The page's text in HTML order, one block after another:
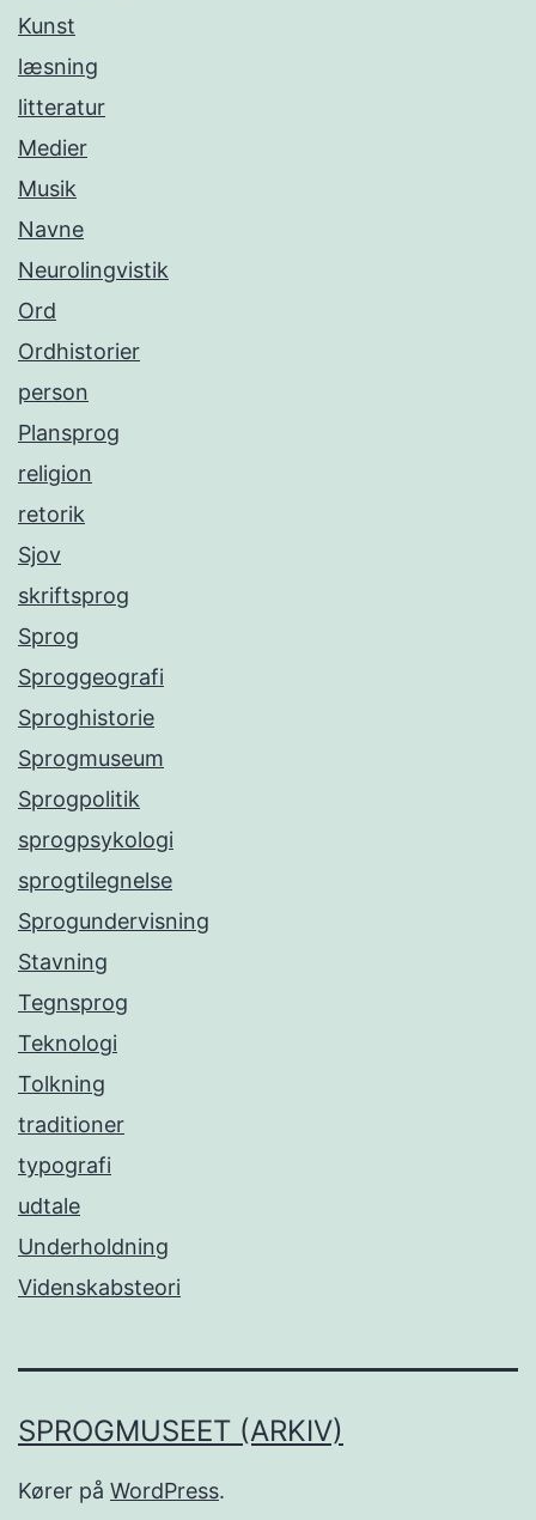
Kunst
læsning
litteratur
Medier
Musik
Navne
Neurolingvistik
Ord
Ordhistorier
person
Plansprog
religion
retorik
Sjov
skriftsprog
Sprog
Sproggeografi
Sproghistorie
Sprogmuseum
Sprogpolitik
sprogpsykologi
sprogtilegnelse
Sprogundervisning
Stavning
Tegnsprog
Teknologi
Tolkning
traditioner
typografi
udtale
Underholdning
Videnskabsteori
SPROGMUSEET (ARKIV)
Kører på WordPress.